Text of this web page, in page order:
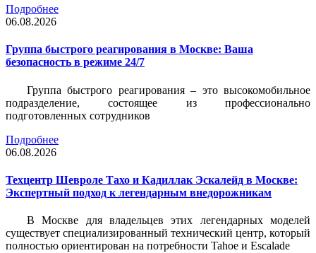
Подробнее
06.08.2026
Группа быстрого реагирования в Москве: Ваша
безопасность в режиме 24/7
Группа быстрого реагирования – это высокомобильное
подразделение, состоящее из профессионально
подготовленных сотрудников
Подробнее
06.08.2026
Техцентр Шевроле Тахо и Кадиллак Эскалейд в Москве:
Экспертный подход к легендарным внедорожникам
В Москве для владельцев этих легендарных моделей
существует специализированный технический центр, который
полностью ориентирован на потребности Tahoe и Escalade